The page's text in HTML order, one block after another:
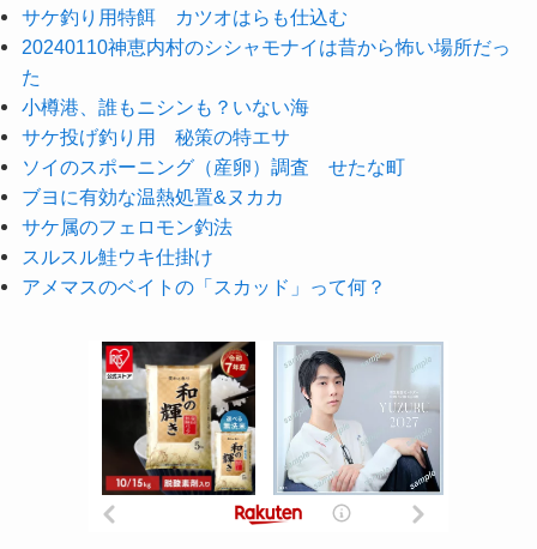
サケ釣り用特餌 カツオはらも仕込む
20240110神恵内村のシシャモナイは昔から怖い場所だっ
た
小樽港、誰もニシンも？いない海
サケ投げ釣り用 秘策の特エサ
ソイのスポーニング（産卵）調査 せたな町
ブヨに有効な温熱処置&ヌカカ
サケ属のフェロモン釣法
スルスル鮭ウキ仕掛け
アメマスのベイトの「スカッド」って何？